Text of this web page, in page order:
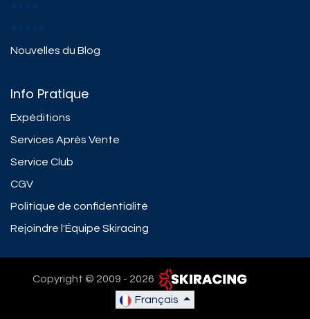
####
#####
Nouvelles du Blog
Info Pratique
Expéditions
Services Après Vente
Service Club
CGV
Politique de confidentialité
Rejoindre l'Équipe Skiracing
Copyright © 2009 - 2026 ​
Français